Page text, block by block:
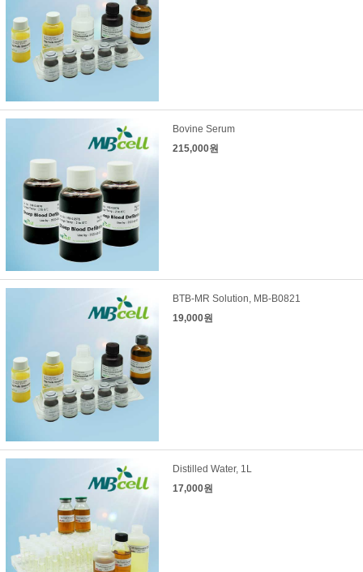
Bovine Serum
215,000원
BTB-MR Solution, MB-B0821
19,000원
Distilled Water, 1L
17,000원